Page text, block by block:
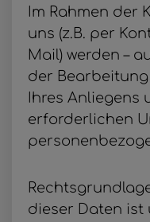
Im Rahmen der
uns (z.B. per
Mail) werden –
der
Ihres
erforderlichen
dieser Daten ist